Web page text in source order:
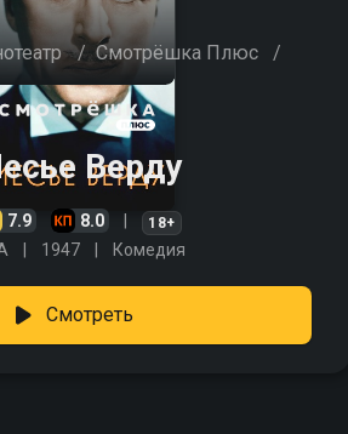
/ Смотрёшка Плюс /
Верду
7.9 8.0 18+
1947 Комедия
Смотреть